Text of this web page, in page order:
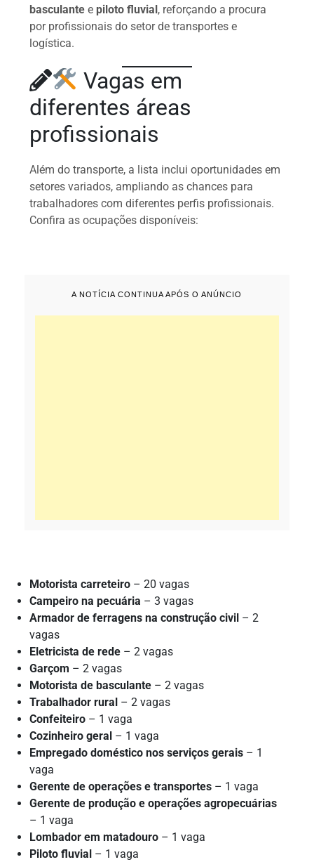
basculante e piloto fluvial, reforçando a procura
por profissionais do setor de transportes e
logística.
Vagas em
diferentes áreas
profissionais
Além do transporte, a lista inclui oportunidades em
setores variados, ampliando as chances para
trabalhadores com diferentes perfis profissionais.
Confira as ocupações disponíveis:
A NOTÍCIA CONTINUA APÓS O ANÚNCIO
Motorista carreteiro – 20 vagas
Campeiro na pecuária – 3 vagas
Armador de ferragens na construção civil – 2
vagas
Eletricista de rede – 2 vagas
Garçom – 2 vagas
Motorista de basculante – 2 vagas
Trabalhador rural – 2 vagas
Confeiteiro – 1 vaga
Cozinheiro geral – 1 vaga
Empregado doméstico nos serviços gerais – 1
vaga
Gerente de operações e transportes – 1 vaga
Gerente de produção e operações agropecuárias
– 1 vaga
Lombador em matadouro – 1 vaga
Piloto fluvial – 1 vaga